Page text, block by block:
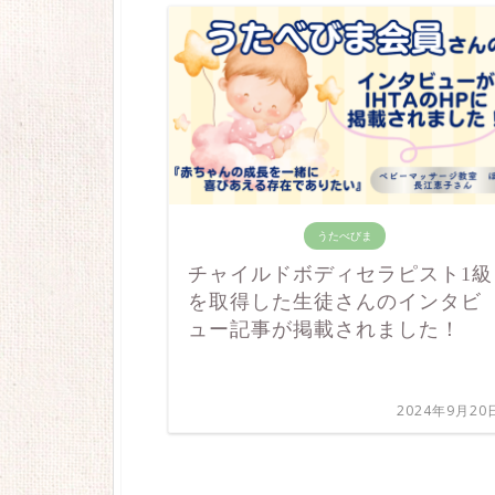
うたべびま
チャイルドボディセラピスト1級
を取得した生徒さんのインタビ
ュー記事が掲載されました！
2024年9月20